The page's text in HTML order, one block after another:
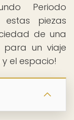
Periodo
estas piezas
de una
para un viaje
el espacio!